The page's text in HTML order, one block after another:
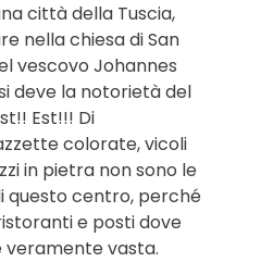
città della Tuscia,
nella chiesa di San
vescovo Johannes
deve la notorietà del
Est!!! Di
colorate, vicoli
in pietra non sono le
questo centro, perché
e posti dove
veramente vasta.